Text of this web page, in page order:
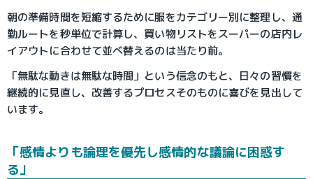
朝の準備時間を短縮するために服をカテゴリー別に整理し、通
勤ルートを秒単位で計算し、買い物リストをスーパーの店内レ
イアウトに合わせて並べ替えるのは当たり前。
「無駄な動きは無駄な時間」という信念のもと、日々の習慣を
継続的に見直し、改善するプロセスそのものに喜びを見出して
います。
「感情よりも論理を優先し感情的な議論に困惑す
る」